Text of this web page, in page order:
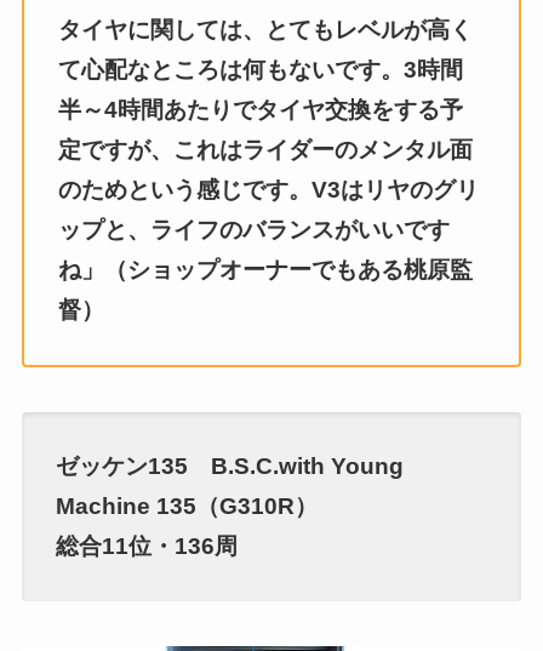
タイヤに関しては、とてもレベルが高く
て心配なところは何もないです。3時間
半～4時間あたりでタイヤ交換をする予
定ですが、これはライダーのメンタル面
のためという感じです。V3はリヤのグリ
ップと、ライフのバランスがいいです
ね」（ショップオーナーでもある桃原監
督）
ゼッケン135 B.S.C.with Young
Machine 135（G310R）
総合11位・136周